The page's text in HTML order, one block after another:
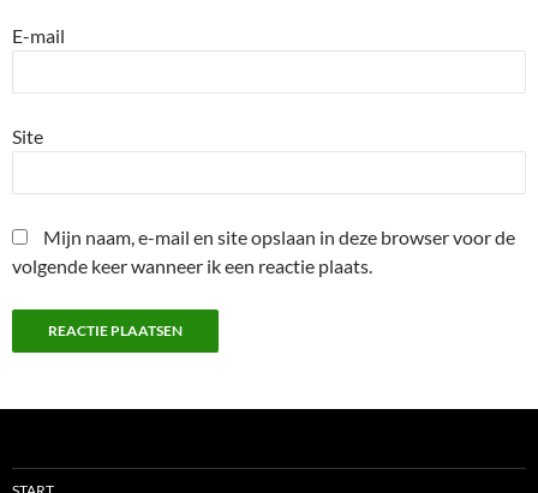
E-mail
Site
Mijn naam, e-mail en site opslaan in deze browser voor de
volgende keer wanneer ik een reactie plaats.